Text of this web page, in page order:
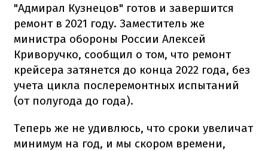
"Адмирал Кузнецов" готов и завершится
ремонт в 2021 году. Заместитель же
министра обороны России Алексей
Криворучко, сообщил о том, что ремонт
крейсера затянется до конца 2022 года, без
учета цикла послеремонтных испытаний
(от полугода до года).
Теперь же не удивлюсь, что сроки увеличат
минимум на год, и мы скором времени,